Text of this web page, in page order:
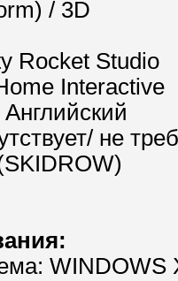
/ 3D
Rocket Studio
Interactive
Английский
не
WINDOWS